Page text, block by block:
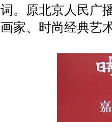
词。原北京人民广
画家、时尚经典艺